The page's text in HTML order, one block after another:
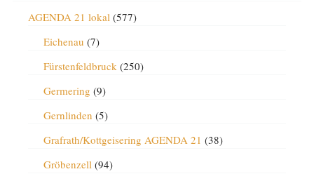
AGENDA 21 lokal(577)
Eichenau (7)
Fürstenfeldbruck(250)
Germering (9)
Gernlinden (5)
Grafrath/Kottgeisering AGENDA 21 (38)
Gröbenzell(94)